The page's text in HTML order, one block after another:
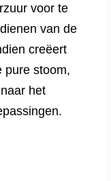
voor te
van de
creëert
pure stoom,
het